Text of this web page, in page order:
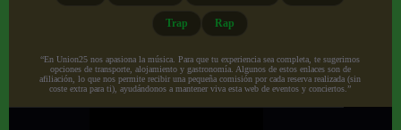
Trap Rap
“En Union25 nos apasiona la música. Para que tu experiencia sea completa, te sugerimos
opciones de transporte, alojamiento y gastronomía. Algunos de estos enlaces son de
afiliación, lo que nos permite recibir una pequeña comisión por cada reserva realizada (sin
coste extra para ti), ayudándonos a mantener viva esta web de eventos y conciertos.”